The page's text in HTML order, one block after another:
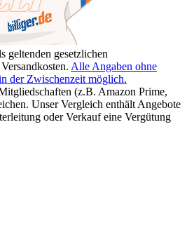
geltenden gesetzlichen
Alle Angaben ohne
der Zwischenzeit möglich.
(z.B. Amazon Prime,
Unser Vergleich enthält Angebote
oder Verkauf eine Vergütung